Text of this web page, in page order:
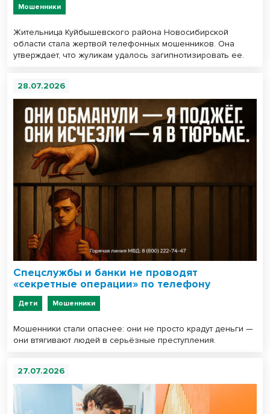
Мошенники
Жительница Куйбышевского района Новосибирской
области стала жертвой телефонных мошенников. Она
утверждает, что жуликам удалось загипнотизировать ее.
28.07.2026
Спецслужбы и банки не проводят
«секретные операции» по телефону
Дети Мошенники
Мошенники стали опаснее: они не просто крадут деньги —
они втягивают людей в серьёзные преступления.
27.07.2026